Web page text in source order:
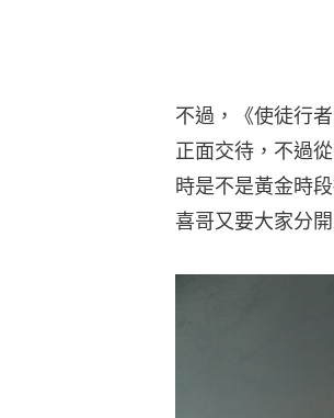
不過，《使徒行
正面交待，不過
時是不是黃金時
喜哥又要大家分